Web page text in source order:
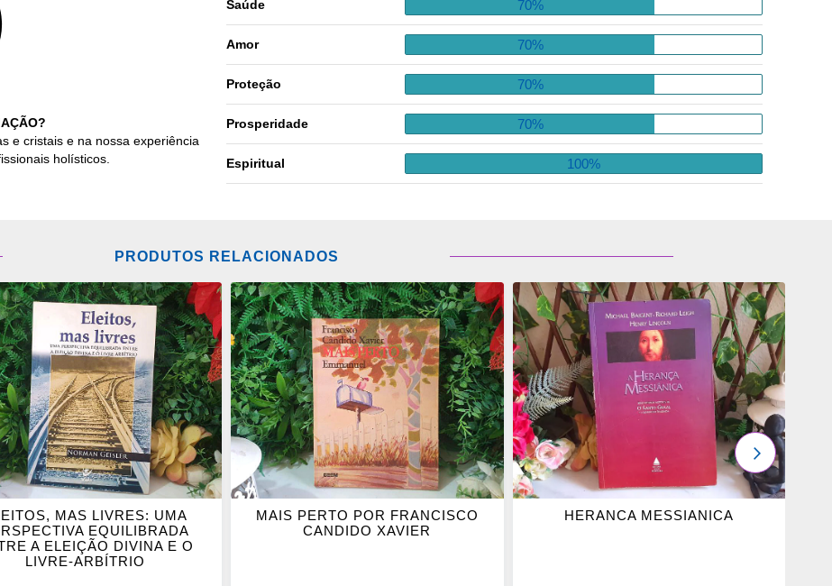
e cristais e na nossa experiência
holísticos.
Saúde 70%
Amor 70%
Proteção 70%
Prosperidade 70%
Espiritual 100%
PRODUTOS RELACIONADOS
MAS LIVRES: UMA
EQUILIBRADA
A ELEIÇÃO DIVINA E O
LIVRE-ARBÍTRIO
ADICIONAR
OS
FAVORITOS
MAIS PERTO POR FRANCISCO
CANDIDO XAVIER
ADICIONAR
OS
FAVORITOS
HERANCA MESSIANICA
PRÓXIMO